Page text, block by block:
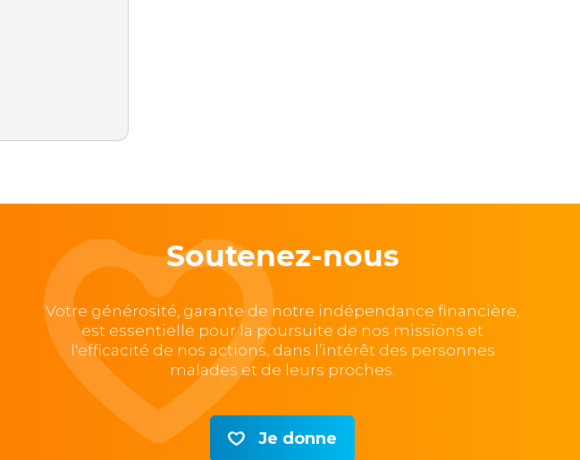
Soutenez-nous
Votre générosité, garante de notre indépendance financière,
est essentielle pour la poursuite de nos missions et
l'efficacité de nos actions, dans l’intérêt des personnes
malades et de leurs proches.
Je donne